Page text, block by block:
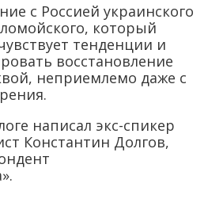
с Россией украинского
который
тенденции и
восстановление
неприемлемо даже с
написал экс-спикер
Константин Долгов,